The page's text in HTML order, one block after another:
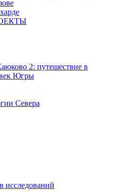
2: путешествие в
Югры
Севера
исследований